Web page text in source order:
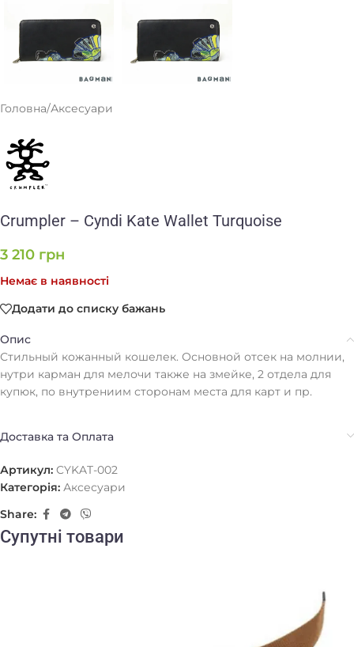
Головна/Аксесуари
Crumpler – Cyndi Kate Wallet Turquoise
3 210 грн
Немає в наявності
Додати до списку бажань
Опис
Стильный кожанный кошелек. Основной отсек на молнии,
нутри карман для мелочи также на змейке, 2 отдела для
купюк, по внутрениим сторонам места для карт и пр.
Доставка та Оплата
Артикул: CYKAT-002
Категорія: Аксесуари
Share:
Супутні товари